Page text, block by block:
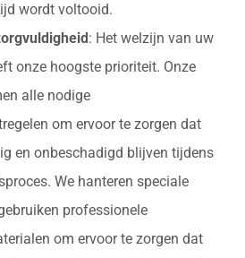
wordt voltooid.
: Het welzijn van uw
onze hoogste prioriteit. Onze
alle nodige
om ervoor te zorgen dat
en onbeschadigd blijven tijdens
We hanteren speciale
professionele
om ervoor te zorgen dat